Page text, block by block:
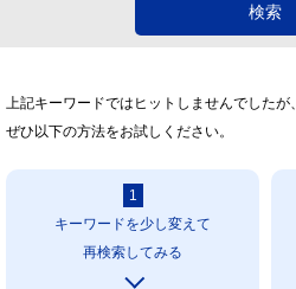
上記キーワードではヒットしませんでしたが、
ぜひ以下の方法をお試しください。
1
キーワードを少し変えて
再検索してみる